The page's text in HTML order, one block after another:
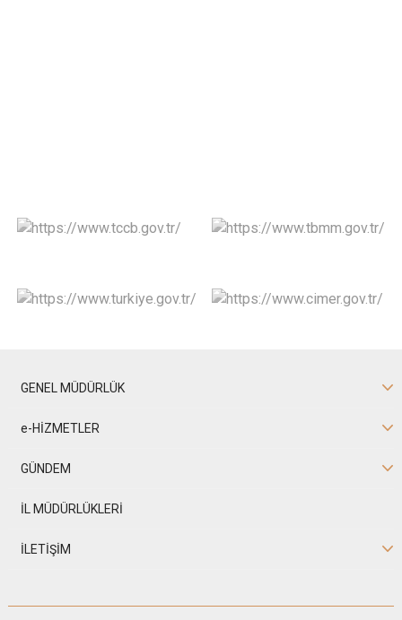
GENEL MÜDÜRLÜK
e-HİZMETLER
GÜNDEM
İL MÜDÜRLÜKLERİ
İLETİŞİM